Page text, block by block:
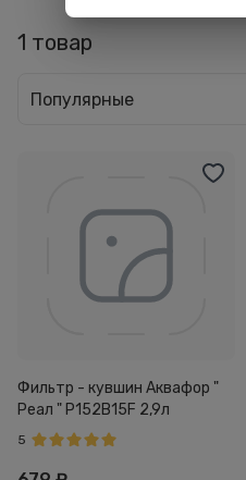
1 товар
Популярные
Фильтр - кувшин Аквафор "
Реал " P152B15F 2,9л
5